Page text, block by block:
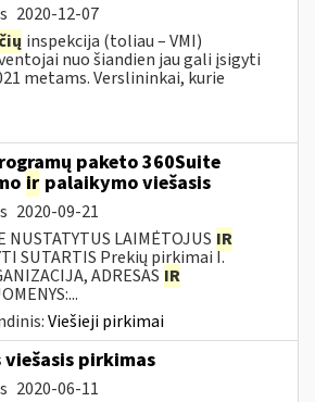
2020-12-07
inspekcija (toliau – VMI)
nuo šiandien jau gali įsigyti
metams. Verslininkai, kurie
paketo 360Suite
ir palaikymo viešasis
2020-09-21
NUSTATYTUS LAIMĖTOJUS IR
SUTARTIS Prekių pirkimai I.
ADRESAS IR
Viešieji pirkimai
viešasis pirkimas
2020-06-11